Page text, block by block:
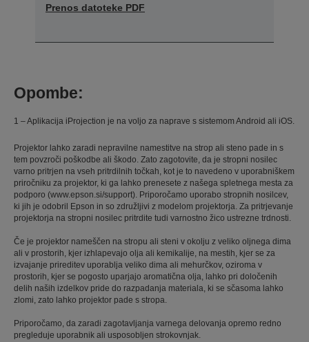
Prenos datoteke PDF
Opombe:
1 – Aplikacija iProjection je na voljo za naprave s sistemom Android ali iOS.
Projektor lahko zaradi nepravilne namestitve na strop ali steno pade in s
tem povzroči poškodbe ali škodo. Zato zagotovite, da je stropni nosilec
varno pritrjen na vseh pritrdilnih točkah, kot je to navedeno v uporabniškem
priročniku za projektor, ki ga lahko prenesete z našega spletnega mesta za
podporo (www.epson.si/support). Priporočamo uporabo stropnih nosilcev,
ki jih je odobril Epson in so združljivi z modelom projektorja. Za pritrjevanje
projektorja na stropni nosilec pritrdite tudi varnostno žico ustrezne trdnosti.
Če je projektor nameščen na stropu ali steni v okolju z veliko oljnega dima
ali v prostorih, kjer izhlapevajo olja ali kemikalije, na mestih, kjer se za
izvajanje prireditev uporablja veliko dima ali mehurčkov, oziroma v
prostorih, kjer se pogosto uparjajo aromatična olja, lahko pri določenih
delih naših izdelkov pride do razpadanja materiala, ki se sčasoma lahko
zlomi, zato lahko projektor pade s stropa.
Priporočamo, da zaradi zagotavljanja varnega delovanja opremo redno
pregleduje uporabnik ali usposobljen strokovnjak.